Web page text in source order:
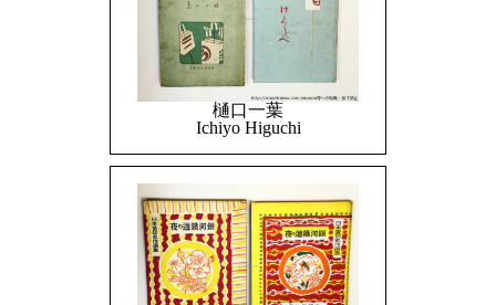
樋口一葉
Ichiyo Higuchi